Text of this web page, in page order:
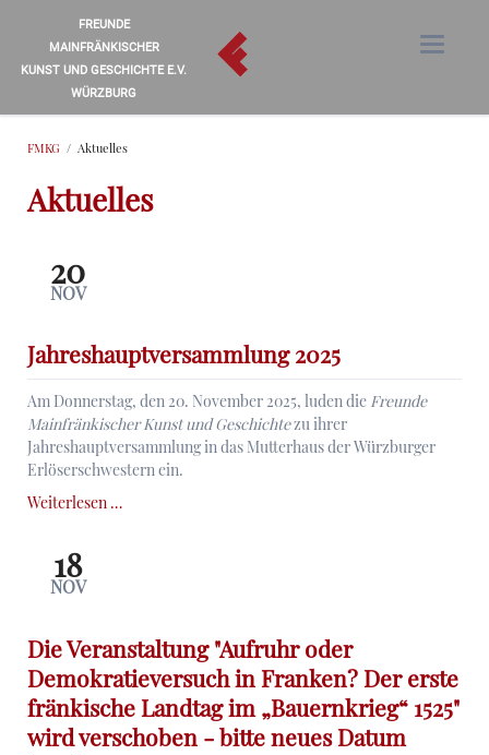
FREUNDE
MAINFRÄNKISCHER
KUNST UND GESCHICHTE E.V.
WÜRZBURG
FMKG Aktuelles
Aktuelles
20
NOV
Jahreshauptversammlung 2025
Am Donnerstag, den 20. November 2025, luden die Freunde
Mainfränkischer Kunst und Geschichtezu ihrer
Jahreshauptversammlung in das Mutterhaus der Würzburger
Erlöserschwestern ein.
Weiterlesen …
18
NOV
Die Veranstaltung "Aufruhr oder
Demokratieversuch in Franken? Der erste
fränkische Landtag im „Bauernkrieg“ 1525"
wird verschoben - bitte neues Datum